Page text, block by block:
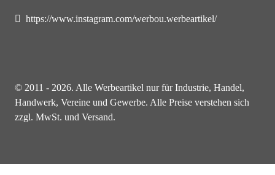
https://www.instagram.com/werbou.werbeartikel/
© 2011 - 2026. Alle Werbeartikel nur für Industrie, Handel,
Handwerk, Vereine und Gewerbe. Alle Preise verstehen sich
zzgl. MwSt. und Versand.